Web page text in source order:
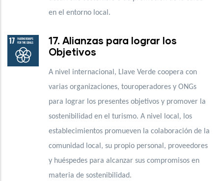
en el entorno local.
17. Alianzas para lograr los
Objetivos
A nivel internacional, Llave Verde coopera con
varias organizaciones, touroperadores y ONGs
para lograr los presentes objetivos y promover la
sostenibilidad en el turismo. A nivel local, los
establecimientos promueven la colaboración de la
comunidad local, su propio personal, proveedores
y huéspedes para alcanzar sus compromisos en
materia de sostenibilidad.